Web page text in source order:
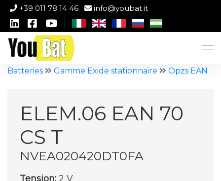
+39 011 78 14 46 info@youbat.it
Batteries Gamme Exide stationnaire Opzs EAN
ELEM.06 EAN 70
CS T
NVEA020420DT0FA
Tension: 2 V